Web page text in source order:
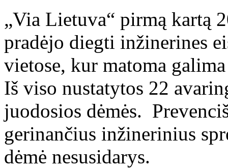
„Via Lietuva“ pirmą kartą
pradėjo diegti inžinerines
vietose, kur matoma
Iš viso nustatytos 22
juodosios dėmės.
gerinančius inžinerinius
dėmė nesusidarys.